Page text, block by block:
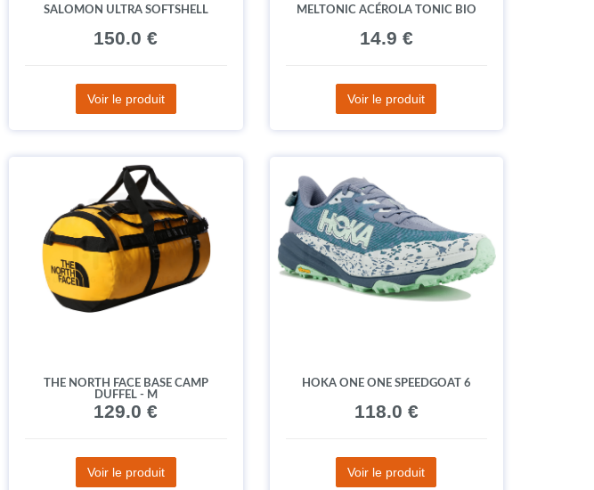
SALOMON ULTRA SOFTSHELL
150.0 €
Voir le produit
MELTONIC ACÉROLA TONIC BIO
14.9 €
Voir le produit
THE NORTH FACE BASE CAMP
DUFFEL - M
129.0 €
Voir le produit
HOKA ONE ONE SPEEDGOAT 6
118.0 €
Voir le produit